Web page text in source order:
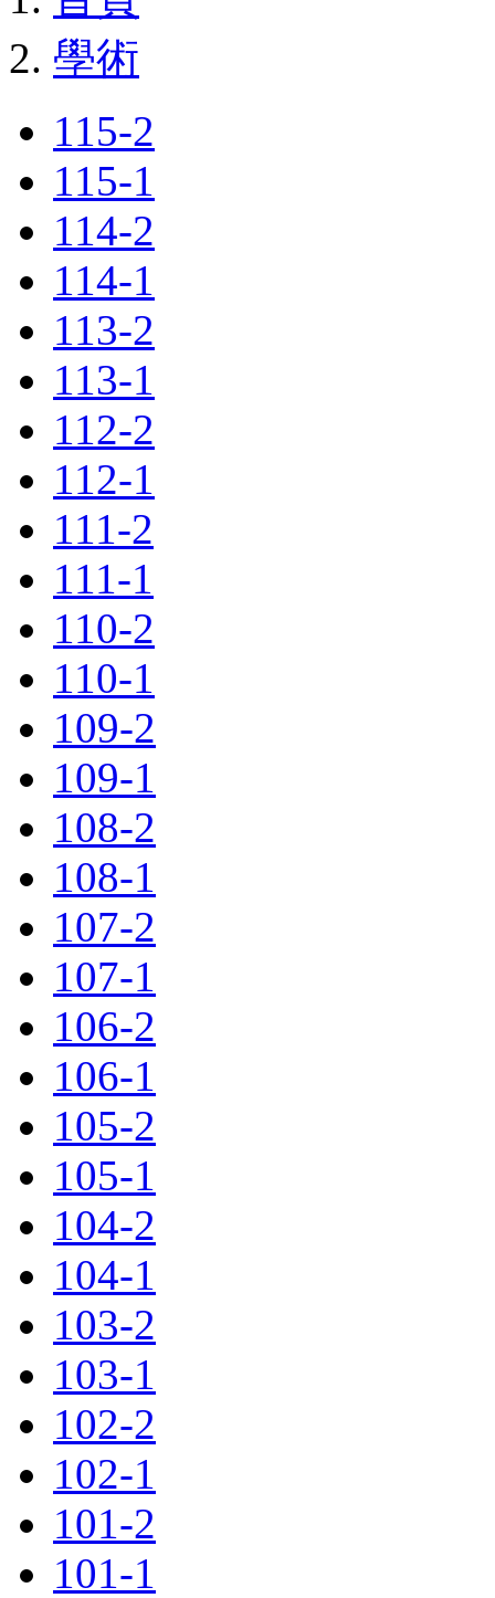
學術
115-2
115-1
114-2
114-1
113-2
113-1
112-2
112-1
111-2
111-1
110-2
110-1
109-2
109-1
108-2
108-1
107-2
107-1
106-2
106-1
105-2
105-1
104-2
104-1
103-2
103-1
102-2
102-1
101-2
101-1